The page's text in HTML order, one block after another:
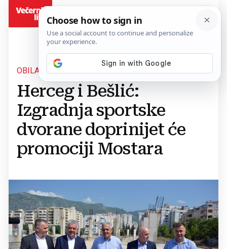
OBILAZAK
Herceg i Bešlić:
Izgradnja sportske
dvorane doprinijet će
promociji Mostara